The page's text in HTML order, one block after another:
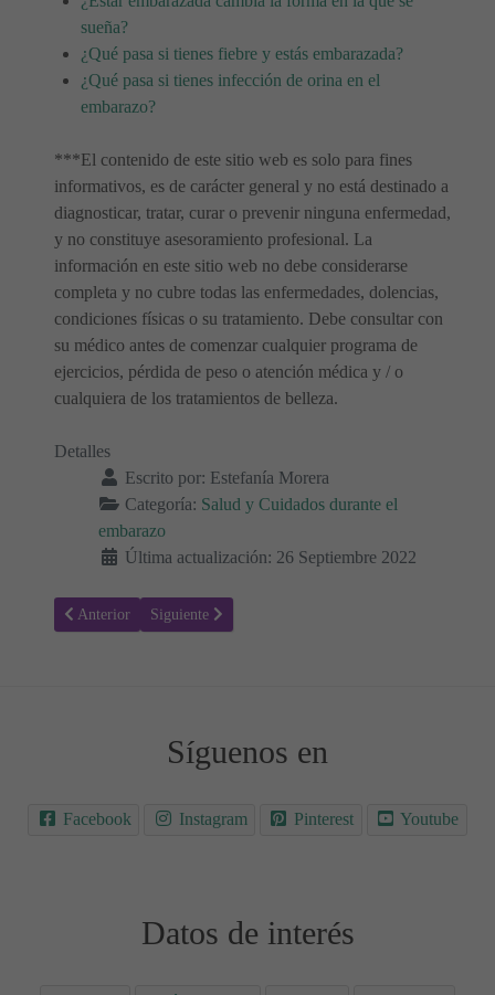
sueña?
¿Qué pasa si tienes fiebre y estás embarazada?
¿Qué pasa si tienes infección de orina en el
embarazo?
***El contenido de este sitio web es solo para fines
informativos, es de carácter general y no está destinado a
diagnosticar, tratar, curar o prevenir ninguna enfermedad,
y no constituye asesoramiento profesional. La
información en este sitio web no debe considerarse
completa y no cubre todas las enfermedades, dolencias,
condiciones físicas o su tratamiento. Debe consultar con
su médico antes de comenzar cualquier programa de
ejercicios, pérdida de peso o atención médica y / o
cualquiera de los tratamientos de belleza.
Detalles
Escrito por: Estefanía Morera
Categoría: Salud y Cuidados durante el
embarazo
Última actualización: 26 Septiembre 2022
Artículo anterior: DHEA-S: Valores normales en el Embarazo 🤰🏻
Anterior Artículo siguiente: El Embarazo en la Adolescencia.
Siguiente
Síguenos en
Facebook Instagram Pinterest Youtube
Datos de interés